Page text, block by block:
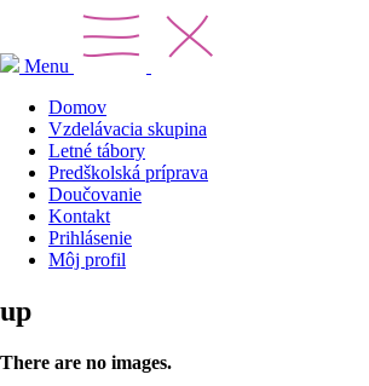
Menu
Domov
Vzdelávacia skupina
Letné tábory
Predškolská príprava
Doučovanie
Kontakt
Prihlásenie
Môj profil
up
There are no images.